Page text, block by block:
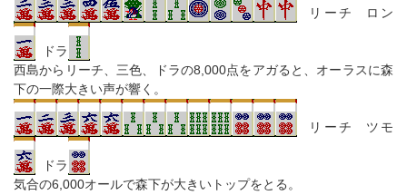
リーチ ロン
ドラ
西島からリーチ、三色、ドラの8,000点をアガると、オーラスに森
下の一際大きい声が響く。
リーチ ツモ
ドラ
気合の6,000オールで森下が大きいトップをとる。